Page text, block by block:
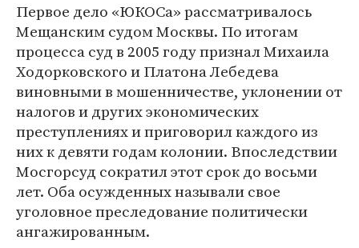
Первое дело «ЮКОСа» рассматривалось
Мещанским судом Москвы. По итогам
процесса суд в 2005 году признал Михаила
Ходорковского и Платона Лебедева
виновными в мошенничестве, уклонении от
налогов и других экономических
преступлениях и приговорил каждого из
них к девяти годам колонии. Впоследствии
Мосгорсуд сократил этот срок до восьми
лет. Оба осужденных называли свое
уголовное преследование политически
ангажированным.